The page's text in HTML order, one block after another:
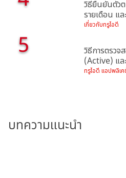
วิธียืนยันตัว
รายเดือน แล
เกี่ยวกับทรูไอดี
5
วิธีการตรว
(Active) แล
ทรูไอดี แอปพลิเ
บทความแนะนำ